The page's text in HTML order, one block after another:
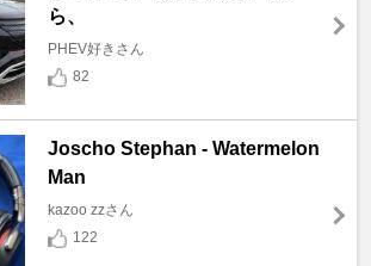
ら、
PHEV好きさん
82
Joscho Stephan - Watermelon
Man
kazoo zzさん
122